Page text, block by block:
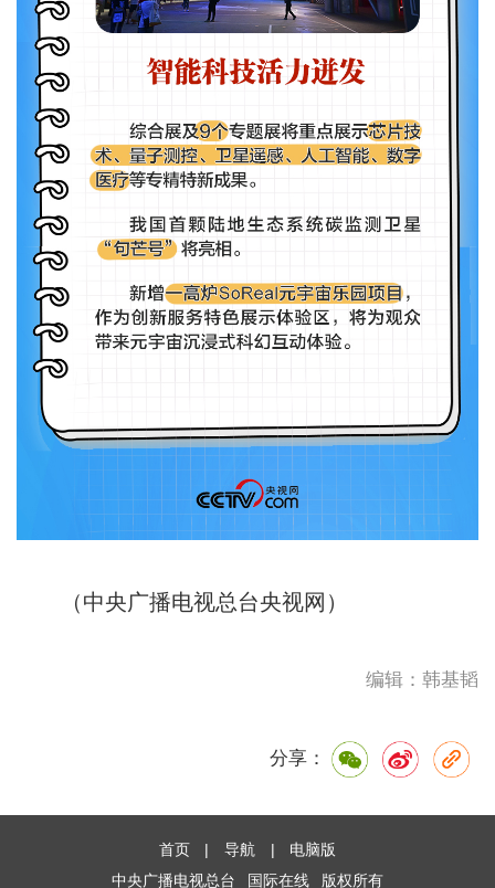
（中央广播电视总台央视网）
编辑：韩基韬
分享：
首页 | 导航 |
电脑版
中央广播电视总台
国际在线 版权所有